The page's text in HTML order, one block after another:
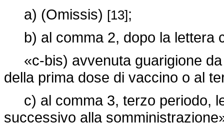
a) (Omissis) [13];
b) al comma 2, dopo la lettera
«c-bis) avvenuta guarigione da
della prima dose di vaccino o al
c) al comma 3, terzo periodo,
successivo alla